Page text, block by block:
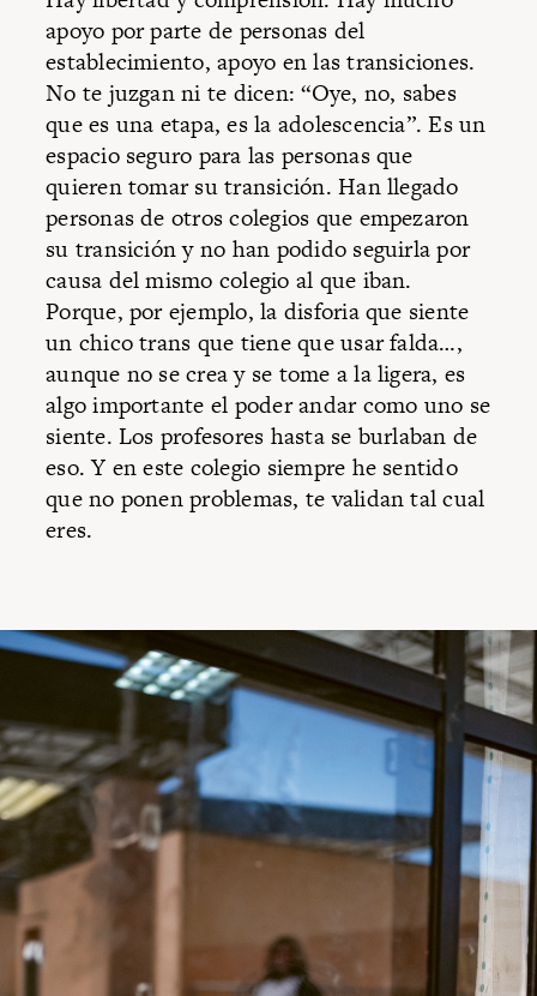
apoyo por parte de personas del
establecimiento, apoyo en las transiciones.
No te juzgan ni te dicen: “Oye, no, sabes
que es una etapa, es la adolescencia”. Es un
espacio seguro para las personas que
quieren tomar su transición. Han llegado
personas de otros colegios que empezaron
su transición y no han podido seguirla por
causa del mismo colegio al que iban.
Porque, por ejemplo, la disforia que siente
un chico trans que tiene que usar falda…,
aunque no se crea y se tome a la ligera, es
algo importante el poder andar como uno se
siente. Los profesores hasta se burlaban de
eso. Y en este colegio siempre he sentido
que no ponen problemas, te validan tal cual
eres.